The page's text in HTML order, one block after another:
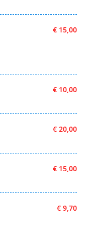
€ 15,00
€ 10,00
€ 20,00
€ 15,00
€ 9,70